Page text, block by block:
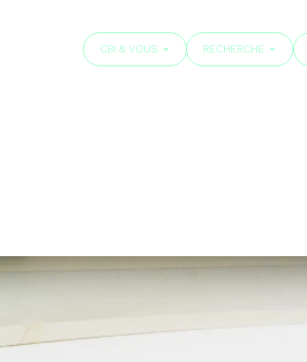
CBI & VOUS RECHERCHE